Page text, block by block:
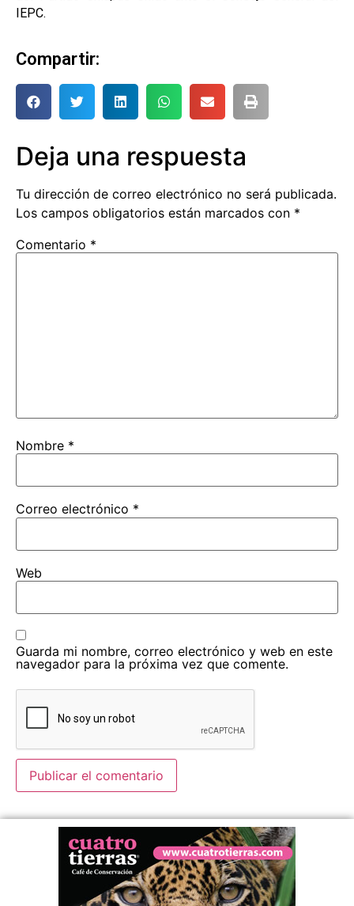
IEPC.
Compartir:
Deja una respuesta
Tu dirección de correo electrónico no será publicada.
Los campos obligatorios están marcados con *
Comentario *
Nombre *
Correo electrónico *
Web
Guarda mi nombre, correo electrónico y web en este
navegador para la próxima vez que comente.